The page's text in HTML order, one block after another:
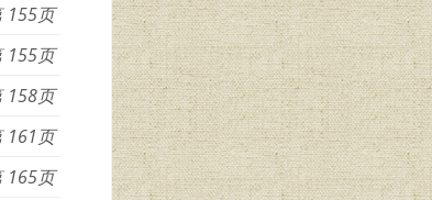
155
155
158
161
165